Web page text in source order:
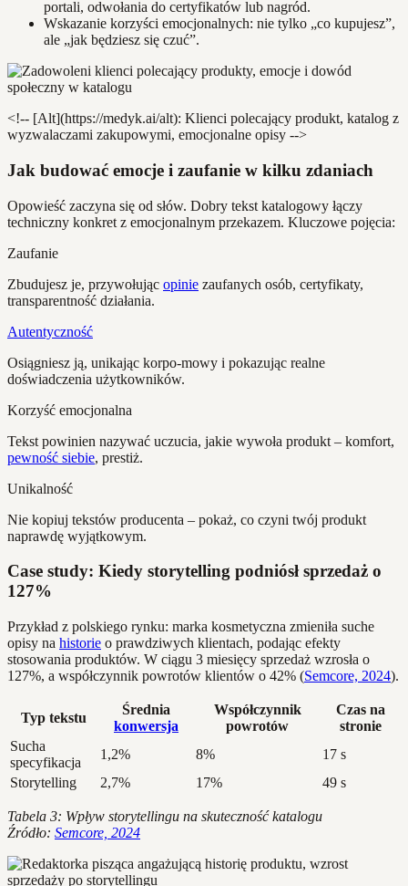
portali, odwołania do certyfikatów lub nagród.
Wskazanie korzyści emocjonalnych: nie tylko „co kupujesz”,
ale „jak będziesz się czuć”.
<!-- [Alt](https://medyk.ai/alt): Klienci polecający produkt, katalog z
wyzwalaczami zakupowymi, emocjonalne opisy -->
Jak budować emocje i zaufanie w kilku zdaniach
Opowieść zaczyna się od słów. Dobry tekst katalogowy łączy
techniczny konkret z emocjonalnym przekazem. Kluczowe pojęcia:
Zaufanie
Zbudujesz je, przywołując opinie zaufanych osób, certyfikaty,
transparentność działania.
Autentyczność
Osiągniesz ją, unikając korpo-mowy i pokazując realne
doświadczenia użytkowników.
Korzyść emocjonalna
Tekst powinien nazywać uczucia, jakie wywoła produkt – komfort,
pewność siebie, prestiż.
Unikalność
Nie kopiuj tekstów producenta – pokaż, co czyni twój produkt
naprawdę wyjątkowym.
Case study: Kiedy storytelling podniósł sprzedaż o
127%
Przykład z polskiego rynku: marka kosmetyczna zmieniła suche
opisy na historie o prawdziwych klientach, podając efekty
stosowania produktów. W ciągu 3 miesięcy sprzedaż wzrosła o
127%, a współczynnik powrotów klientów o 42% (Semcore, 2024).
Typ tekstu
Średnia
konwersja
Współczynnik
powrotów
Czas na
stronie
Sucha
specyfikacja
1,2% 8%
17 s
Storytelling
2,7% 17% 49 s
Tabela 3: Wpływ storytellingu na skuteczność katalogu
Źródło: Semcore, 2024